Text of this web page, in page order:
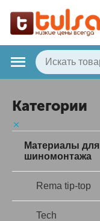
Категории
Материалы для
шиномонтажа
Rema tip-top
Tech